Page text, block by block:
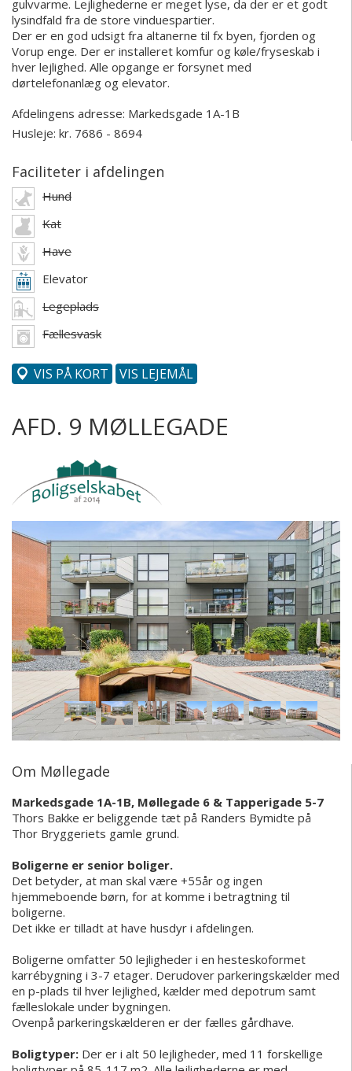
gulvvarme. Lejlighederne er meget lyse, da der er et godt
lysindfald fra de store vinduespartier.
Der er en god udsigt fra altanerne til fx byen, fjorden og
Vorup enge. Der er installeret komfur og køle/fryseskab i
hver lejlighed. Alle opgange er forsynet med
dørtelefonanlæg og elevator.
Afdelingens adresse: Markedsgade 1A-1B
Husleje: kr. 7686 - 8694
Faciliteter i afdelingen
Hund
Kat
Have
Elevator
Legeplads
Fællesvask
VIS PÅ KORT VIS LEJEMÅL
AFD. 9 MØLLEGADE
Om Møllegade
Markedsgade 1A-1B, Møllegade 6 & Tapperigade 5-7
Thors Bakke er beliggende tæt på Randers Bymidte på
Thor Bryggeriets gamle grund.
Boligerne er senior boliger.
Det betyder, at man skal være +55år og ingen
hjemmeboende børn, for at komme i betragtning til
boligerne.
Det ikke er tilladt at have husdyr i afdelingen.
Boligerne omfatter 50 lejligheder i en hesteskoformet
karrébygning i 3-7 etager. Derudover parkeringskælder med
en p-plads til hver lejlighed, kælder med depotrum samt
fælleslokale under bygningen.
Ovenpå parkeringskælderen er der fælles gårdhave.
Boligtyper: Der er i alt 50 lejligheder, med 11 forskellige